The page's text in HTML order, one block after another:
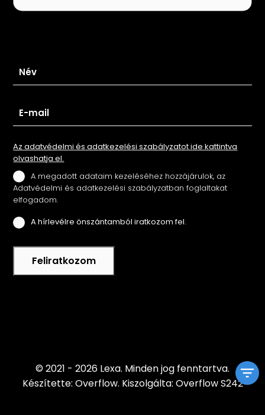
Az adatvédelmi és adatkezelési szabályzatot ide kattintva
olvashatja el.
A megadott adataim kezeléséhez hozzájárulok, az
Adatvédelmi és adatkezelési szabályzatban foglaltakat
elfogadom.
A hírlevélre önszántamból iratkozom fel.
Feliratkozom
© 2021 - 2026 Lexa. Minden jog fenntartva.
Készítette: Overflow. Kiszolgálta: Overflow S242